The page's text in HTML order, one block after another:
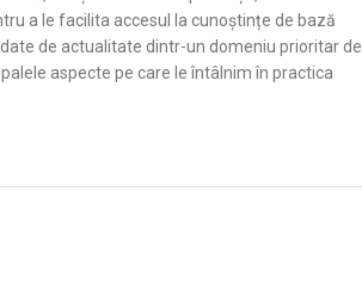
a le facilita accesul la cunoștințe de bază
de actualitate dintr-un domeniu prioritar de
aspecte pe care le întâlnim în practica